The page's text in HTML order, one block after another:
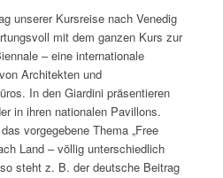
unserer Kursreise nach Venedig
mit dem ganzen Kurs zur
– eine internationale
Architekten und
In den Giardini präsentieren
in ihren nationalen Pavillons.
vorgegebene Thema „Free
Land – völlig unterschiedlich
steht z. B. der deutsche Beitrag